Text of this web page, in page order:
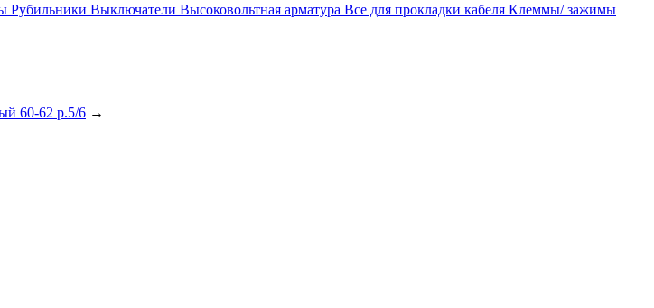
Рубильники Выключатели Высоковольтная арматура Все для прокладки кабеля Клеммы/ зажимы
60-62 р.5/6 →